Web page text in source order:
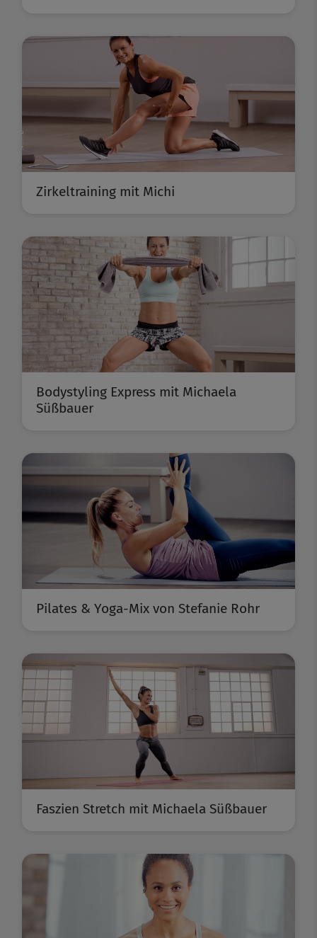
Zirkeltraining mit Michi
Bodystyling Express mit Michaela
Süßbauer
Pilates & Yoga-Mix von Stefanie Rohr
Faszien Stretch mit Michaela Süßbauer